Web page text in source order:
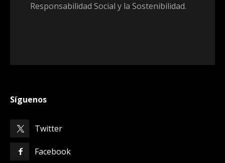
Responsabilidad Social y la Sostenibilidad.
Síguenos
Twitter
Facebook